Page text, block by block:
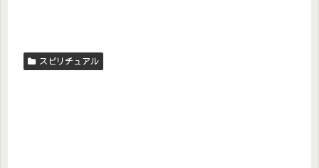
スピリチュアル